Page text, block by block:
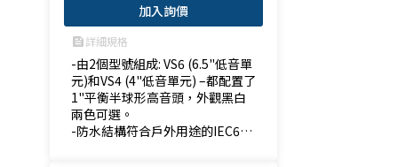
加入詢價
feed詳細規格
-由2個型號組成: VS6 (6.5"低音單
元)和VS4 (4"低音單元) –都配置了
1"平衡半球形高音頭，外觀黑白
兩色可選。
-防水結構符合戶外用途的IEC605